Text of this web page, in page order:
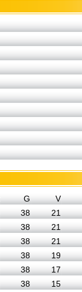
G
V
38
21
38
21
38
21
38
19
38
17
38
15